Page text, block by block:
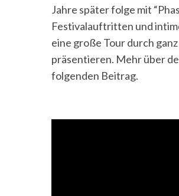
Jahre später folge mit
Festivalauftritten und
eine große Tour durch
präsentieren. Mehr über
folgenden Beitrag.